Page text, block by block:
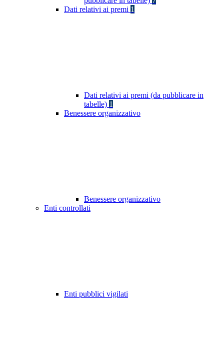
Dati relativi ai premi 1
Dati relativi ai premi (da pubblicare in
tabelle) 1
Benessere organizzativo
Benessere organizzativo
Enti controllati
Enti pubblici vigilati